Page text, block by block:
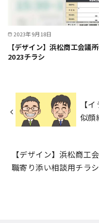
2023年9月18日
【デザイン】浜松商工会
2023チラシ
【
似顔
【デザイン】浜松商工
職寄り添い相談用チラシ